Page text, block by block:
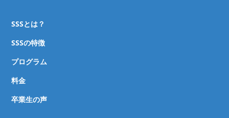
SSSとは？
SSSの特徴
プログラム
料金
卒業生の声